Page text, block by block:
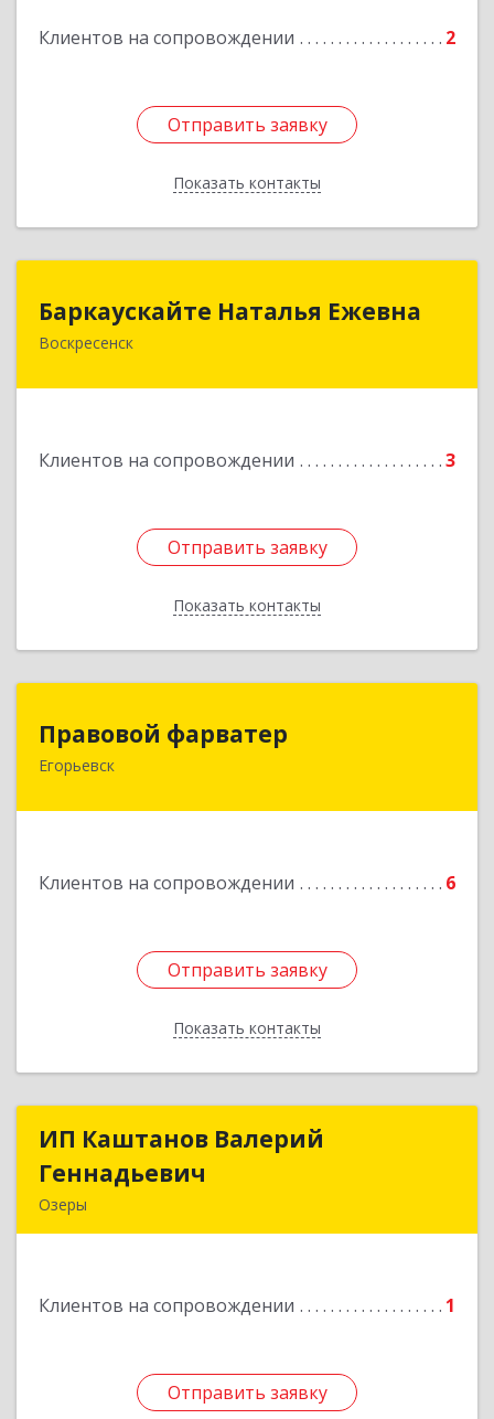
Клиентов на сопровождении 2
Отправить заявку
Показать контакты
Отправить заявку
Назад
Баркаускайте Наталья Ежевна
Воскресенск
Клиентов на сопровождении 3
Отправить заявку
Показать контакты
Баркаускайте Наталья Ежевна
140222, Московская обл, Воскресенский р-н,
Подробнее
Отправить заявку
Назад
Правовой фарватер
Егорьевск
Клиентов на сопровождении 6
Отправить заявку
Показать контакты
Отправить заявку
Назад
ИП Каштанов Валерий
Геннадьевич
Озеры
Клиентов на сопровождении 1
Отправить заявку
ИП Каштанов Валерий
Подробнее
Отправить заявку